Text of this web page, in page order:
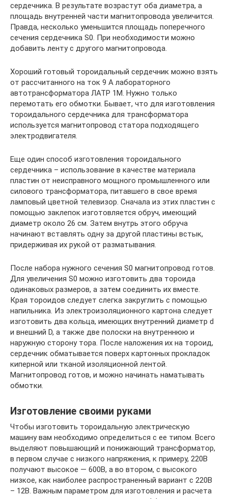
сердечника. В результате возрастут оба диаметра, а
площадь внутренней части магнитопровода увеличится.
Правда, несколько уменьшится площадь поперечного
сечения сердечника S0. При необходимости можно
добавить ленту с другого магнитопровода.
Хороший готовый тороидальный сердечник можно взять
от рассчитанного на ток 9 А лабораторного
автотрансформатора ЛАТР 1М. Нужно только
перемотать его обмотки. Бывает, что для изготовления
тороидального сердечника для трансформатора
используется магнитопровод статора подходящего
электродвигателя.
Еще один способ изготовления тороидального
сердечника – использование в качестве материала
пластин от неисправного мощного промышленного или
силового трансформатора, питавшего в свое время
ламповый цветной телевизор. Сначала из этих пластин с
помощью заклепок изготовляется обруч, имеющий
диаметр около 26 см. Затем внутрь этого обруча
начинают вставлять одну за другой пластины встык,
придерживая их рукой от разматывания.
После набора нужного сечения S0 магнитопровод готов.
Для увеличения S0 можно изготовить два тороида
одинаковых размеров, а затем соединить их вместе.
Края тороидов следует слегка закруглить с помощью
напильника. Из электроизоляционного картона следует
изготовить два кольца, имеющих внутренний диаметр d
и внешний D, а также две полоски на внутреннюю и
наружную сторону тора. После наложения их на тороид,
сердечник обматывается поверх картонных прокладок
киперной или тканой изоляционной лентой.
Магнитопровод готов, и можно начинать наматывать
обмотки.
Изготовление своими руками
Чтобы изготовить тороидальную электрическую
машину вам необходимо определиться с ее типом. Всего
выделяют повышающий и понижающий трансформатор,
в первом случае с низкого напряжения, к примеру, 220В
получают высокое — 600В, а во втором, с высокого
низкое, как наиболее распространенный вариант с 220В
– 12В. Важным параметром для изготовления и расчета